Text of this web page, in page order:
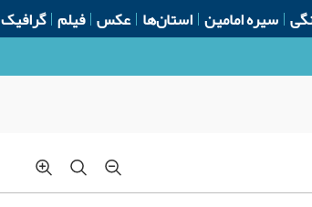
سیره امامین استان‌ها عکس فیلم گرافیک